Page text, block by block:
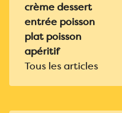
crème dessert
entrée poisson
plat poisson
apéritif
Tous les articles